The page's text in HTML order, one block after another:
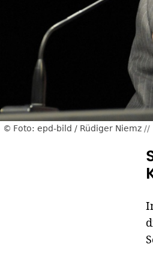
Foto: epd-bild / Rüdiger Niemz